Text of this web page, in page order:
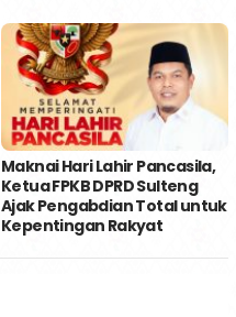
Maknai Hari Lahir Pancasila,
Ketua FPKB DPRD Sulteng
Ajak Pengabdian Total untuk
Kepentingan Rakyat